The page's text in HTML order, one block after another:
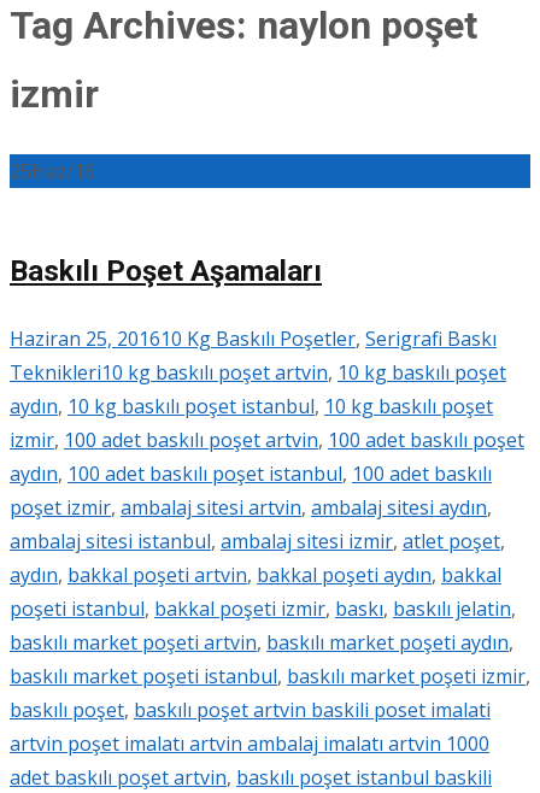
Tag Archives: naylon poşet
izmir
25Haz/16
Baskılı Poşet Aşamaları
Haziran 25, 201610 Kg Baskılı Poşetler, Serigrafi Baskı
Teknikleri10 kg baskılı poşet artvin, 10 kg baskılı poşet
aydın, 10 kg baskılı poşet istanbul, 10 kg baskılı poşet
izmir, 100 adet baskılı poşet artvin, 100 adet baskılı poşet
aydın, 100 adet baskılı poşet istanbul, 100 adet baskılı
poşet izmir, ambalaj sitesi artvin, ambalaj sitesi aydın,
ambalaj sitesi istanbul, ambalaj sitesi izmir, atlet poşet,
aydın, bakkal poşeti artvin, bakkal poşeti aydın, bakkal
poşeti istanbul, bakkal poşeti izmir, baskı, baskılı jelatin,
baskılı market poşeti artvin, baskılı market poşeti aydın,
baskılı market poşeti istanbul, baskılı market poşeti izmir,
baskılı poşet, baskılı poşet artvin baskili poset imalati
artvin poşet imalatı artvin ambalaj imalatı artvin 1000
adet baskılı poşet artvin, baskılı poşet istanbul baskili